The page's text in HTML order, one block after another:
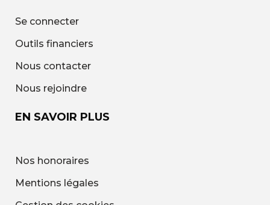
Se connecter
Outils financiers
Nous contacter
Nous rejoindre
EN SAVOIR PLUS
Nos honoraires
Mentions légales